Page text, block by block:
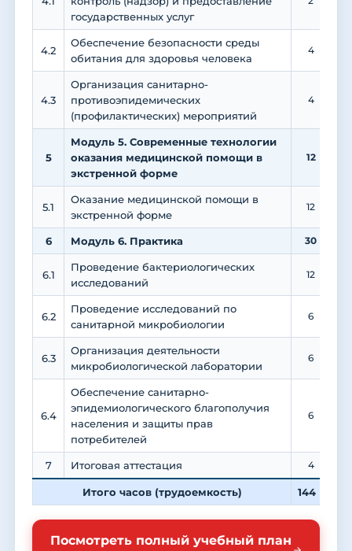
государственных услуг
4.2
Обеспечение безопасности среды
обитания для здоровья человека
4
4.3
Организация санитарно-
противоэпидемических
(профилактических) мероприятий
4
5
Модуль 5. Современные технологии
оказания медицинской помощи в
экстренной форме
12
5.1
Оказание медицинской помощи в
экстренной форме
12
6 Модуль 6. Практика 30
6.1
Проведение бактериологических
исследований
12
6.2
Проведение исследований по
санитарной микробиологии
6
6.3
Организация деятельности
микробиологической лаборатории
6
6.4
Обеспечение санитарно-
эпидемиологического благополучия
населения и защиты прав
потребителей
6
7 Итоговая аттестация 4
Итого часов (трудоемкость) 144
Посмотреть полный учебный план